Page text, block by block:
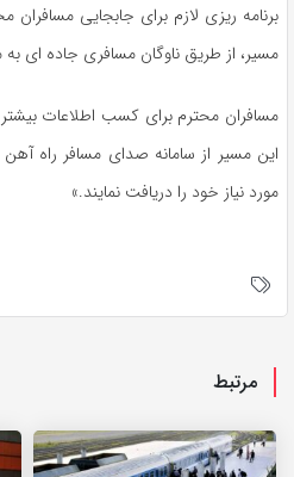
برنامه ریزی لازم برای جابجایی
مسیر، از طریق ناوگان مسافری جاده
مسافران محترم برای کسب اطلاعات
مورد نیاز خود را دریافت نمایند.»
مرتبط